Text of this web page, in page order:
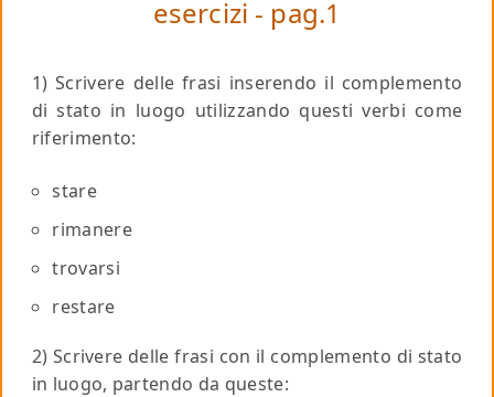
esercizi - pag.1
1) Scrivere delle frasi inserendo il complemento
di stato in luogo utilizzando questi verbi come
riferimento:
stare
rimanere
trovarsi
restare
2) Scrivere delle frasi con il complemento di stato
in luogo, partendo da queste: